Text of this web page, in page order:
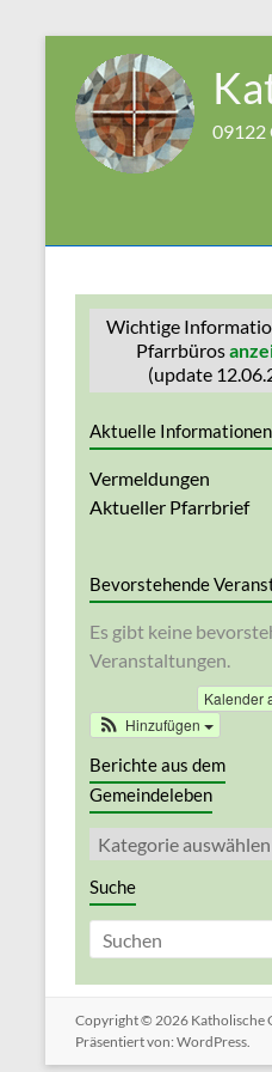
Inhalt
springen
09122
Wichtige
Pfarrbüros
(update
Aktuelle Informationen
Vermeldungen
Aktueller Pfarrbrief
Bevorstehende
Es gibt keine
Veranstaltungen.
Kalender
Hinzufügen
Berichte aus dem
Gemeindeleben
Berichte
aus
dem
Gemeindeleben
Suche
Copyright © 2026 Katholische
Präsentiert von: WordPress.